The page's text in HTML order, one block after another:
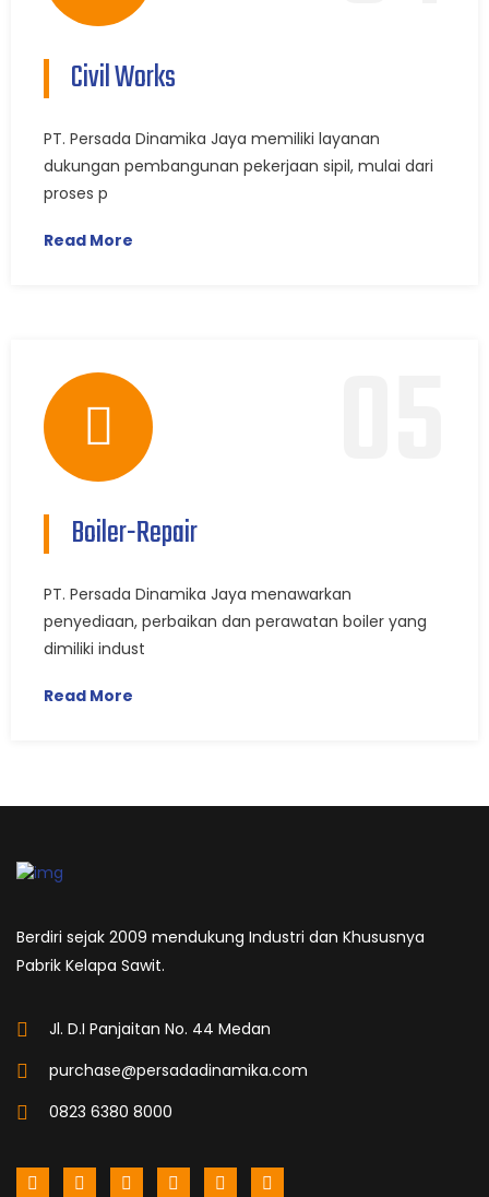
Civil Works
PT. Persada Dinamika Jaya memiliki layanan
dukungan pembangunan pekerjaan sipil, mulai dari
proses p
Read More
Boiler-Repair
PT. Persada Dinamika Jaya menawarkan
penyediaan, perbaikan dan perawatan boiler yang
dimiliki indust
Read More
Berdiri sejak 2009 mendukung Industri dan Khususnya
Pabrik Kelapa Sawit.
Jl. D.I Panjaitan No. 44 Medan
purchase@persadadinamika.com
0823 6380 8000